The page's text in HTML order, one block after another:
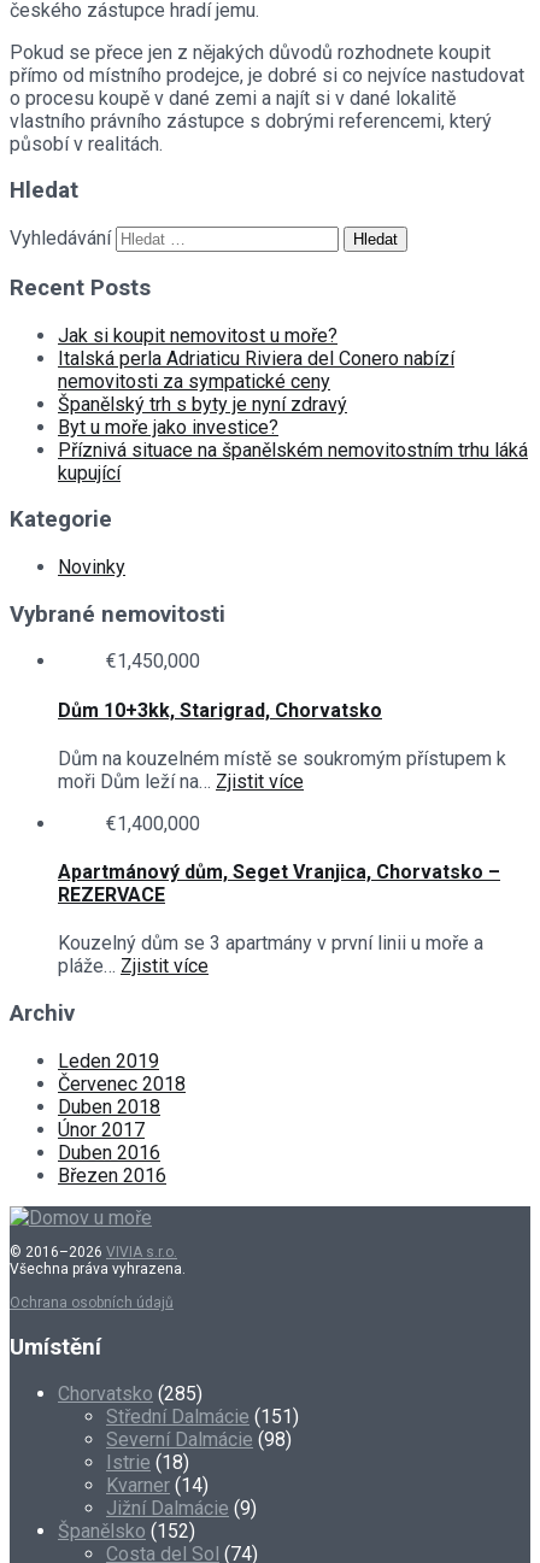
českého zástupce hradí jemu.
Pokud se přece jen z nějakých důvodů rozhodnete koupit
přímo od místního prodejce, je dobré si co nejvíce nastudovat
o procesu koupě v dané zemi a najít si v dané lokalitě
vlastního právního zástupce s dobrými referencemi, který
působí v realitách.
Hledat
Vyhledávání
Recent Posts
Jak si koupit nemovitost u moře?
Italská perla Adriaticu Riviera del Conero nabízí
nemovitosti za sympatické ceny
Španělský trh s byty je nyní zdravý
Byt u moře jako investice?
Příznivá situace na španělském nemovitostním trhu láká
kupující
Kategorie
Novinky
Vybrané nemovitosti
€1,450,000
Dům 10+3kk, Starigrad, Chorvatsko
Dům na kouzelném místě se soukromým přístupem k
moři Dům leží na… Zjistit více
€1,400,000
Apartmánový dům, Seget Vranjica, Chorvatsko –
REZERVACE
Kouzelný dům se 3 apartmány v první linii u moře a
pláže… Zjistit více
Archiv
Leden 2019
Červenec 2018
Duben 2018
Únor 2017
Duben 2016
Březen 2016
© 2016–2026 VIVIA s.r.o.
Všechna práva vyhrazena.
Ochrana osobních údajů
Umístění
Chorvatsko (285)
Střední Dalmácie (151)
Severní Dalmácie (98)
Istrie (18)
Kvarner (14)
Jižní Dalmácie (9)
Španělsko (152)
Costa del Sol (74)